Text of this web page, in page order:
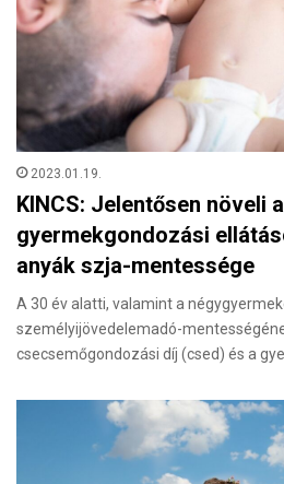
2023.01.19.
KINCS: Jelentősen növeli a
gyermekgondozási
anyák szja-mentessége
A 30 év alatti, valamint a
személyijövedelemadó-
csecsemőgondozási díj (csed) és a